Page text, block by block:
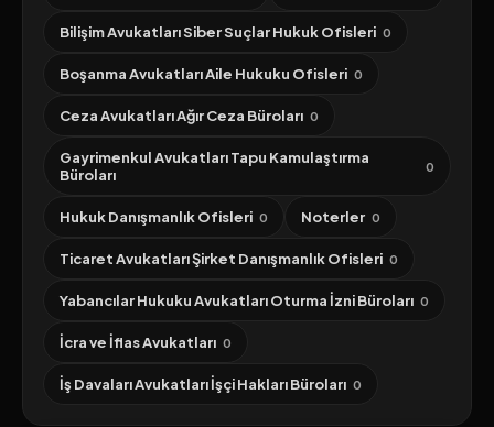
Bilişim Avukatları Siber Suçlar Hukuk Ofisleri 0
Boşanma Avukatları Aile Hukuku Ofisleri 0
Ceza Avukatları Ağır Ceza Büroları 0
Gayrimenkul Avukatları Tapu Kamulaştırma
Büroları
0
Hukuk Danışmanlık Ofisleri 0 Noterler 0
Ticaret Avukatları Şirket Danışmanlık Ofisleri 0
Yabancılar Hukuku Avukatları Oturma İzni Büroları 0
İcra ve İflas Avukatları 0
İş Davaları Avukatları İşçi Hakları Büroları 0